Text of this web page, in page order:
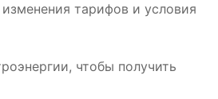
тарифов и условия
чтобы получить